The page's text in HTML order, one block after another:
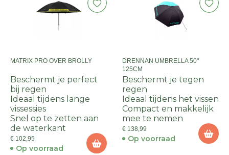
MATRIX PRO OVER BROLLY
Beschermt je perfect
bij regen
Ideaal tijdens lange
vissessies
Snel op te zetten aan
de waterkant
€ 102,95
Op voorraad
DRENNAN UMBRELLA 50"
125CM
Beschermt je tegen
regen
Ideaal tijdens het vissen
Compact en makkelijk
mee te nemen
€ 138,99
Op voorraad